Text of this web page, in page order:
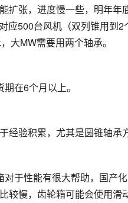
扩张，进度慢一些，明年年
应500台风机（双列锥用到2
大MW需要用两个轴承。
在6个月以上。
验积累，尤其是圆锥轴承
于性能有很大帮助，国产
较慢，齿轮箱可能会使用滑